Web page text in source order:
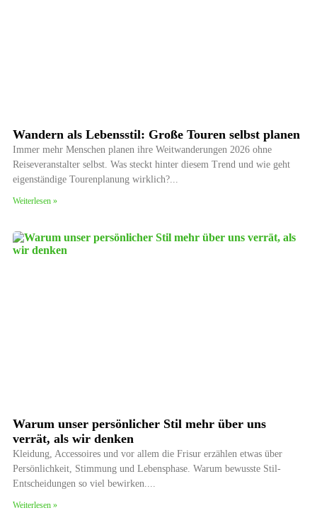
Wandern als Lebensstil: Große Touren selbst planen
Immer mehr Menschen planen ihre Weitwanderungen 2026 ohne
Reiseveranstalter selbst. Was steckt hinter diesem Trend und wie geht
eigenständige Tourenplanung wirklich?
Weiterlesen »
Warum unser persönlicher Stil mehr über uns
verrät, als wir denken
Kleidung, Accessoires und vor allem die Frisur erzählen etwas über
Persönlichkeit, Stimmung und Lebensphase. Warum bewusste Stil-
Entscheidungen so viel bewirken.
Weiterlesen »